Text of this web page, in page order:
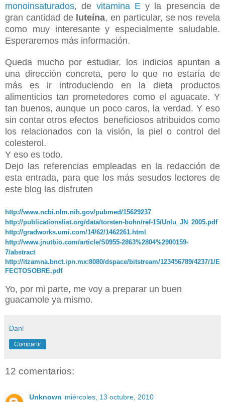
monoinsaturados, de vitamina E y la presencia de
gran cantidad de luteína, en particular, se nos revela
como muy interesante y especialmente saludable.
Esperaremos más información.
Queda mucho por estudiar, los indicios apuntan a
una dirección concreta, pero lo que no estaría de
más es ir introduciendo en la dieta productos
alimenticios tan prometedores como el aguacate. Y
tan buenos, aunque un poco caros, la verdad. Y eso
sin contar otros efectos beneficiosos atribuidos como
los relacionados con la visión, la piel o control del
colesterol.
Y eso es todo.
Dejo las referencias empleadas en la redacción de
esta entrada, para que los más sesudos lectores de
este blog las disfruten
http://www.ncbi.nlm.nih.gov/pubmed/15629237
http://publicationslist.org/data/torsten-bohn/ref-15/Unlu_JN_2005.pdf
http://gradworks.umi.com/14/62/1462261.html
http://www.jnutbio.com/article/S0955-2863%2804%2900159-
7/abstract
http://itzamna.bnct.ipn.mx:8080/dspace/bitstream/123456789/4237/1/E
FECTOSOBRE.pdf
Yo, por mi parte, me voy a preparar un buen
guacamole ya mismo.
Dani
Compartir
12 comentarios:
Unknown miércoles, 13 octubre, 2010